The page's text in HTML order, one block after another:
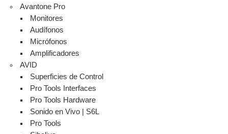
Avantone Pro
Monitores
Audífonos
Micrófonos
Amplificadores
AVID
Superficies de Control
Pro Tools Interfaces
Pro Tools Hardware
Sonido en Vivo | S6L
Pro Tools